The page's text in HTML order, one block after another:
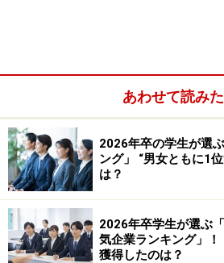
です。しかし、労基法には、「強
れています。入社承諾書を出した
社が入社を強制することはできな
あわせて読み
2026年卒の学生が選
ング」 “男女ともに1
は？
2026年卒学生が選ぶ
気企業ランキング」
獲得したのは？